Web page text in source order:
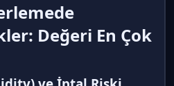
Değeri En Çok